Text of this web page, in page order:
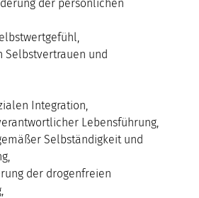
der persönlichen
Selbstvertrauen und
Integration,
Lebensführung,
Selbständigkeit und
der drogenfreien